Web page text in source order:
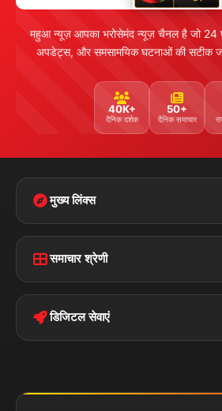
महुआ न्यूज़ आपका भरोसेमंद न्यूज़ चैनल है जो 24
अपडेट्स, और समसामयिक घटनाओं की सटीक
40K+
दैनिक दर्शक
50+
दैनिक समाचार
मुख्य लिंक्स
Disclaimer
Privacy Policy
समाचार श्रेणी
पॉलिटिकल
डिजिटल सेवाएं